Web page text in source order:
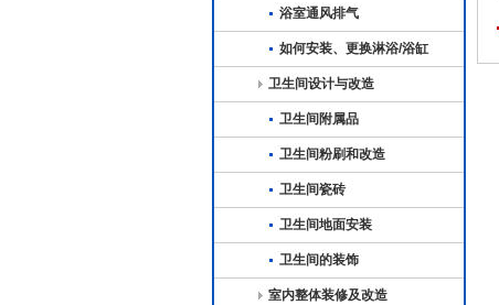
浴室通风排气
如何安装、更换淋浴/浴缸
卫生间设计与改造
卫生间附属品
卫生间粉刷和改造
卫生间瓷砖
卫生间地面安装
卫生间的装饰
室内整体装修及改造